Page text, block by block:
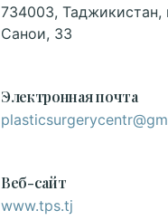
734003, Таджикистан,
Санои, 33
Электронная почта
Веб-сайт
www.tps.tj